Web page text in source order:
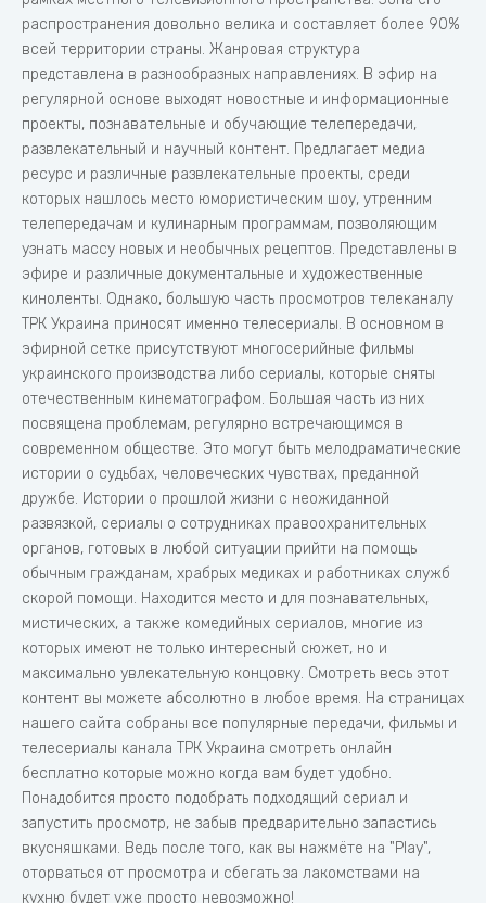
распространения довольно велика и составляет более 90%
всей территории страны. Жанровая структура
представлена в разнообразных направлениях. В эфир на
регулярной основе выходят новостные и информационные
проекты, познавательные и обучающие телепередачи,
развлекательный и научный контент. Предлагает медиа
ресурс и различные развлекательные проекты, среди
которых нашлось место юмористическим шоу, утренним
телепередачам и кулинарным программам, позволяющим
узнать массу новых и необычных рецептов. Представлены в
эфире и различные документальные и художественные
киноленты. Однако, большую часть просмотров телеканалу
ТРК Украина приносят именно телесериалы. В основном в
эфирной сетке присутствуют многосерийные фильмы
украинского производства либо сериалы, которые сняты
отечественным кинематографом. Большая часть из них
посвящена проблемам, регулярно встречающимся в
современном обществе. Это могут быть мелодраматические
истории о судьбах, человеческих чувствах, преданной
дружбе. Истории о прошлой жизни с неожиданной
развязкой, сериалы о сотрудниках правоохранительных
органов, готовых в любой ситуации прийти на помощь
обычным гражданам, храбрых медиках и работниках служб
скорой помощи. Находится место и для познавательных,
мистических, а также комедийных сериалов, многие из
которых имеют не только интересный сюжет, но и
максимально увлекательную концовку. Смотреть весь этот
контент вы можете абсолютно в любое время. На страницах
нашего сайта собраны все популярные передачи, фильмы и
телесериалы канала ТРК Украина смотреть онлайн
бесплатно которые можно когда вам будет удобно.
Понадобится просто подобрать подходящий сериал и
запустить просмотр, не забыв предварительно запастись
вкусняшками. Ведь после того, как вы нажмёте на "Play",
оторваться от просмотра и сбегать за лакомствами на
кухню будет уже просто невозможно!